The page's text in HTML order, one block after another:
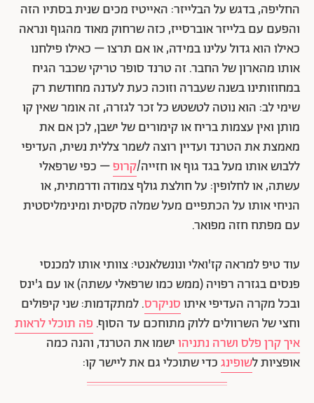
החליפה, בדגש על הבלייזר: האייטיז מכים שנית בסתיו הזה
והפעם עם בלייזר אוברסייז, כזה שרחוק מאוד מהגוף ונראה
כאילו הוא גדול עלינו במידה, או אם תרצו – כאילו פילחנו
אותו מהארון של החבר. זה טרנד סופר טריקי שכבר הגיח
במחוזותינו בשנה שעברה וזוכה כעת לעדנה מחודשת רק
שימי לב: הוא נוטה לטשטש כל זכר לגזרה, זה אומר שאין קו
מותן ואין עצמות בריח או קימורים של ישבן, לכן אם את
מאמצת את הטרנד ועדיין רוצה לשמר צללית נשית, העדיפי
ללבוש אותו מעל בגד גוף או חזייה/קרופ– כפי שרפאלי
עשתה, או לחלופין: על חולצת גולף צמודה ודרמתית, או
הניחי אותו על הכתפיים מעל שמלה סקסית ומינימליסטית
עם מפתח חזה מפואר.
עוד טיפ למראה קז'ואלי ונונשלאנטי: צוותי אותו למכנסי
פנסים בגזרה רפויה (ממש כמו שרפאלי עשתה) או עם ג'ינס
ובכל מקרה העדיפי איתוסניקרס. למתקדמות: שני קיפולים
וחצי של השרוולים ללוק מתוחכם עד הסוף. פה תוכלי לראות
איך קרן פלס ושרה נתניהוישמו את הטרנד, והנה כמה
אופציות לשופינגכדי שתוכלי גם את ליישר קו: